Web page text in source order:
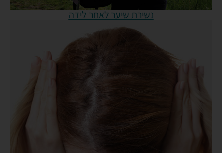
נשירת שיער לאחר לידה